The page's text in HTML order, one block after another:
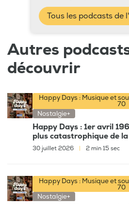
Tous les podcasts de
Autres
découvrir
Happy Days : Musique et
70
Nostalgie+
Happy Days : 1er avril
plus catastrophique de
30 juillet 2026 2 min 15 sec
Happy Days : Musique et
70
Nostalgie+